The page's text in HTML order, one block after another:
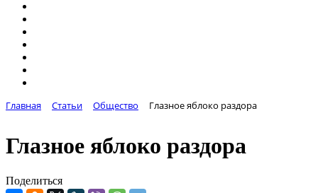
Главная Статьи Общество Глазное яблоко раздора
Глазное яблоко раздора
Поделиться